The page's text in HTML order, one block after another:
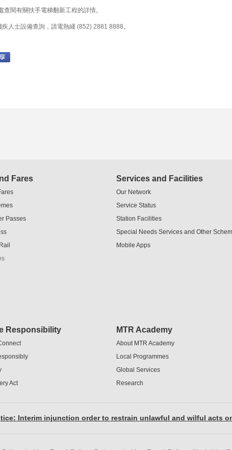
查閱有關扶手電梯翻新工程的詳情。
疾人士設備查詢，請電熱綫 (852) 2881 8888。
Fares
Passes
Services and Facilities
Our Network
Service Status
Station Facilities
Special Needs Services and Other
Mobile Apps
Responsibility
Act
MTR Academy
About MTR Academy
Local Programmes
Global Services
Research
Interim injunction order to restrain unlawful and wilful acts